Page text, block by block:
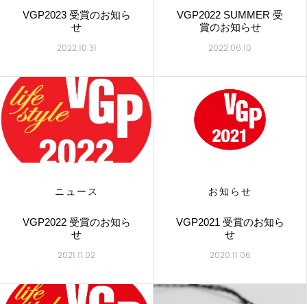
VGP2023 受賞のお知ら
せ
2022.10.31
VGP2022 SUMMER 受
賞のお知らせ
2022.06.10
ニュース
VGP2022 受賞のお知ら
せ
2021.11.02
お知らせ
VGP2021 受賞のお知ら
せ
2020.11.06